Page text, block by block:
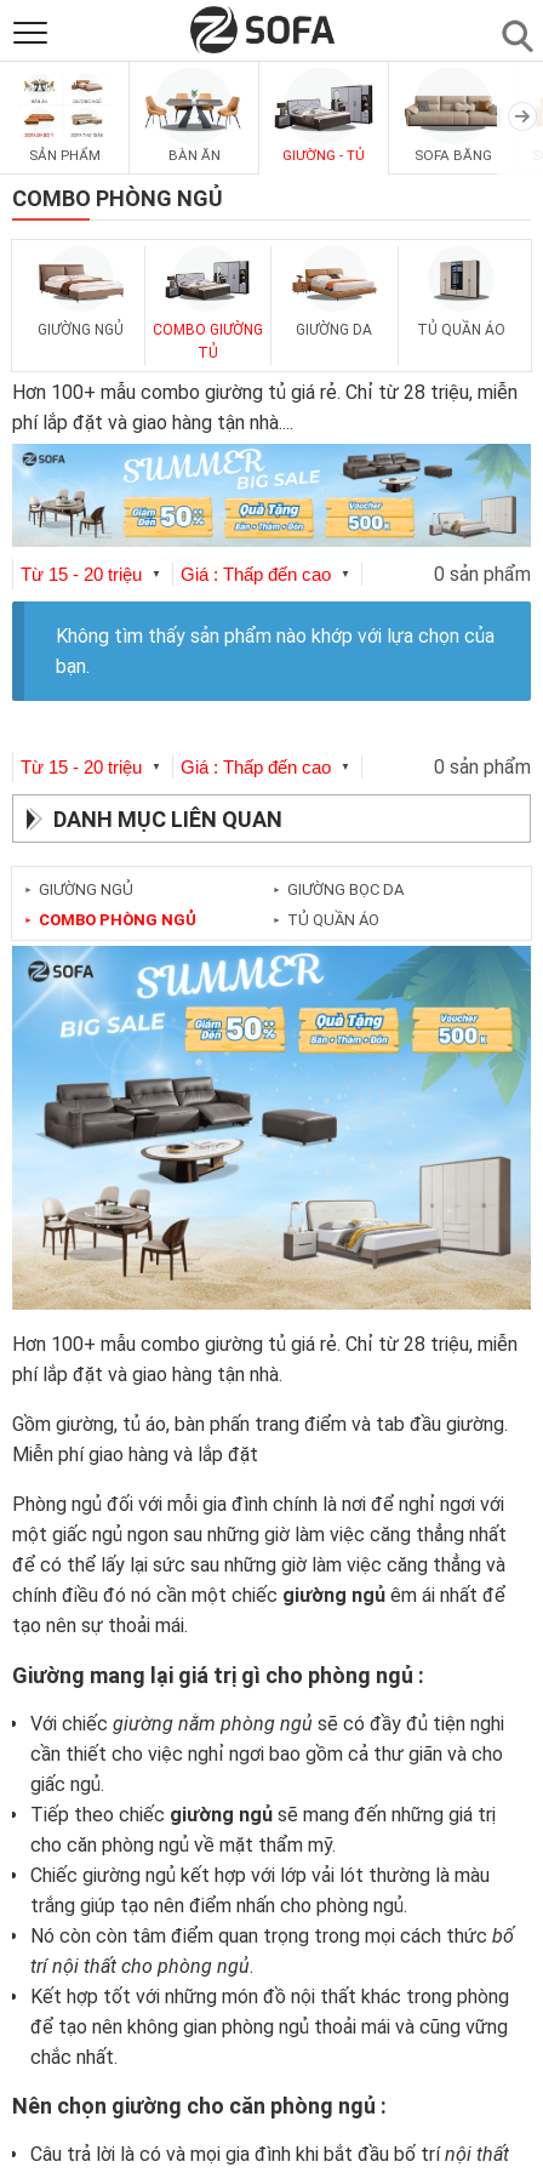
SẢN PHẨM
SOFAS
PHÒNG ĂN
PHÒNG NGỦ
PHÒNG KHÁCH ▼
LIÊN HỆ
SẢN PHẨM BÀN ĂN GIƯỜNG - TỦ SOFA BĂNG
COMBO PHÒNG NGỦ
GIƯỜNG NGỦ
COMBO GIƯỜNG
TỦ
GIƯỜNG DA TỦ QUẦN ÁO
Hơn 100+ mẫu combo giường tủ giá rẻ. Chỉ từ 28 triệu, miễn
phí lắp đặt và giao hàng tận nhà....
Từ 15 - 20 triệu ▼ Giá : Thấp đến cao ▼ 0 sản phẩm
Không tìm thấy sản phẩm nào khớp với lựa chọn của
bạn.
Từ 15 - 20 triệu ▼ Giá : Thấp đến cao ▼ 0 sản phẩm
DANH MỤC LIÊN QUAN
► GIƯỜNG NGỦ
► COMBO PHÒNG NGỦ
► GIƯỜNG BỌC DA
► TỦ QUẦN ÁO
Hơn 100+ mẫu combo giường tủ giá rẻ. Chỉ từ 28 triệu, miễn
phí lắp đặt và giao hàng tận nhà.
Gồm giường, tủ áo, bàn phấn trang điểm và tab đầu giường.
Miễn phí giao hàng và lắp đặt
Phòng ngủ đối với mỗi gia đình chính là nơi để nghỉ ngơi với
một giấc ngủ ngon sau những giờ làm việc căng thẳng nhất
để có thể lấy lại sức sau những giờ làm việc căng thẳng và
chính điều đó nó cần một chiếc giường ngủ êm ái nhất để
tạo nên sự thoải mái.
Giường mang lại giá trị gì cho phòng ngủ :
Với chiếc giường nằm phòng ngủ sẽ có đầy đủ tiện nghi
cần thiết cho việc nghỉ ngơi bao gồm cả thư giãn và cho
giấc ngủ.
Tiếp theo chiếc giường ngủ sẽ mang đến những giá trị
cho căn phòng ngủ về mặt thẩm mỹ.
Chiếc giường ngủ kết hợp với lớp vải lót thường là màu
trắng giúp tạo nên điểm nhấn cho phòng ngủ.
Nó còn còn tâm điểm quan trọng trong mọi cách thức bố
trí nội thất cho phòng ngủ.
Kết hợp tốt với những món đồ nội thất khác trong phòng
để tạo nên không gian phòng ngủ thoải mái và cũng vững
chắc nhất.
Nên chọn giường cho căn phòng ngủ :
Câu trả lời là có và mọi gia đình khi bắt đầu bố trínội thất